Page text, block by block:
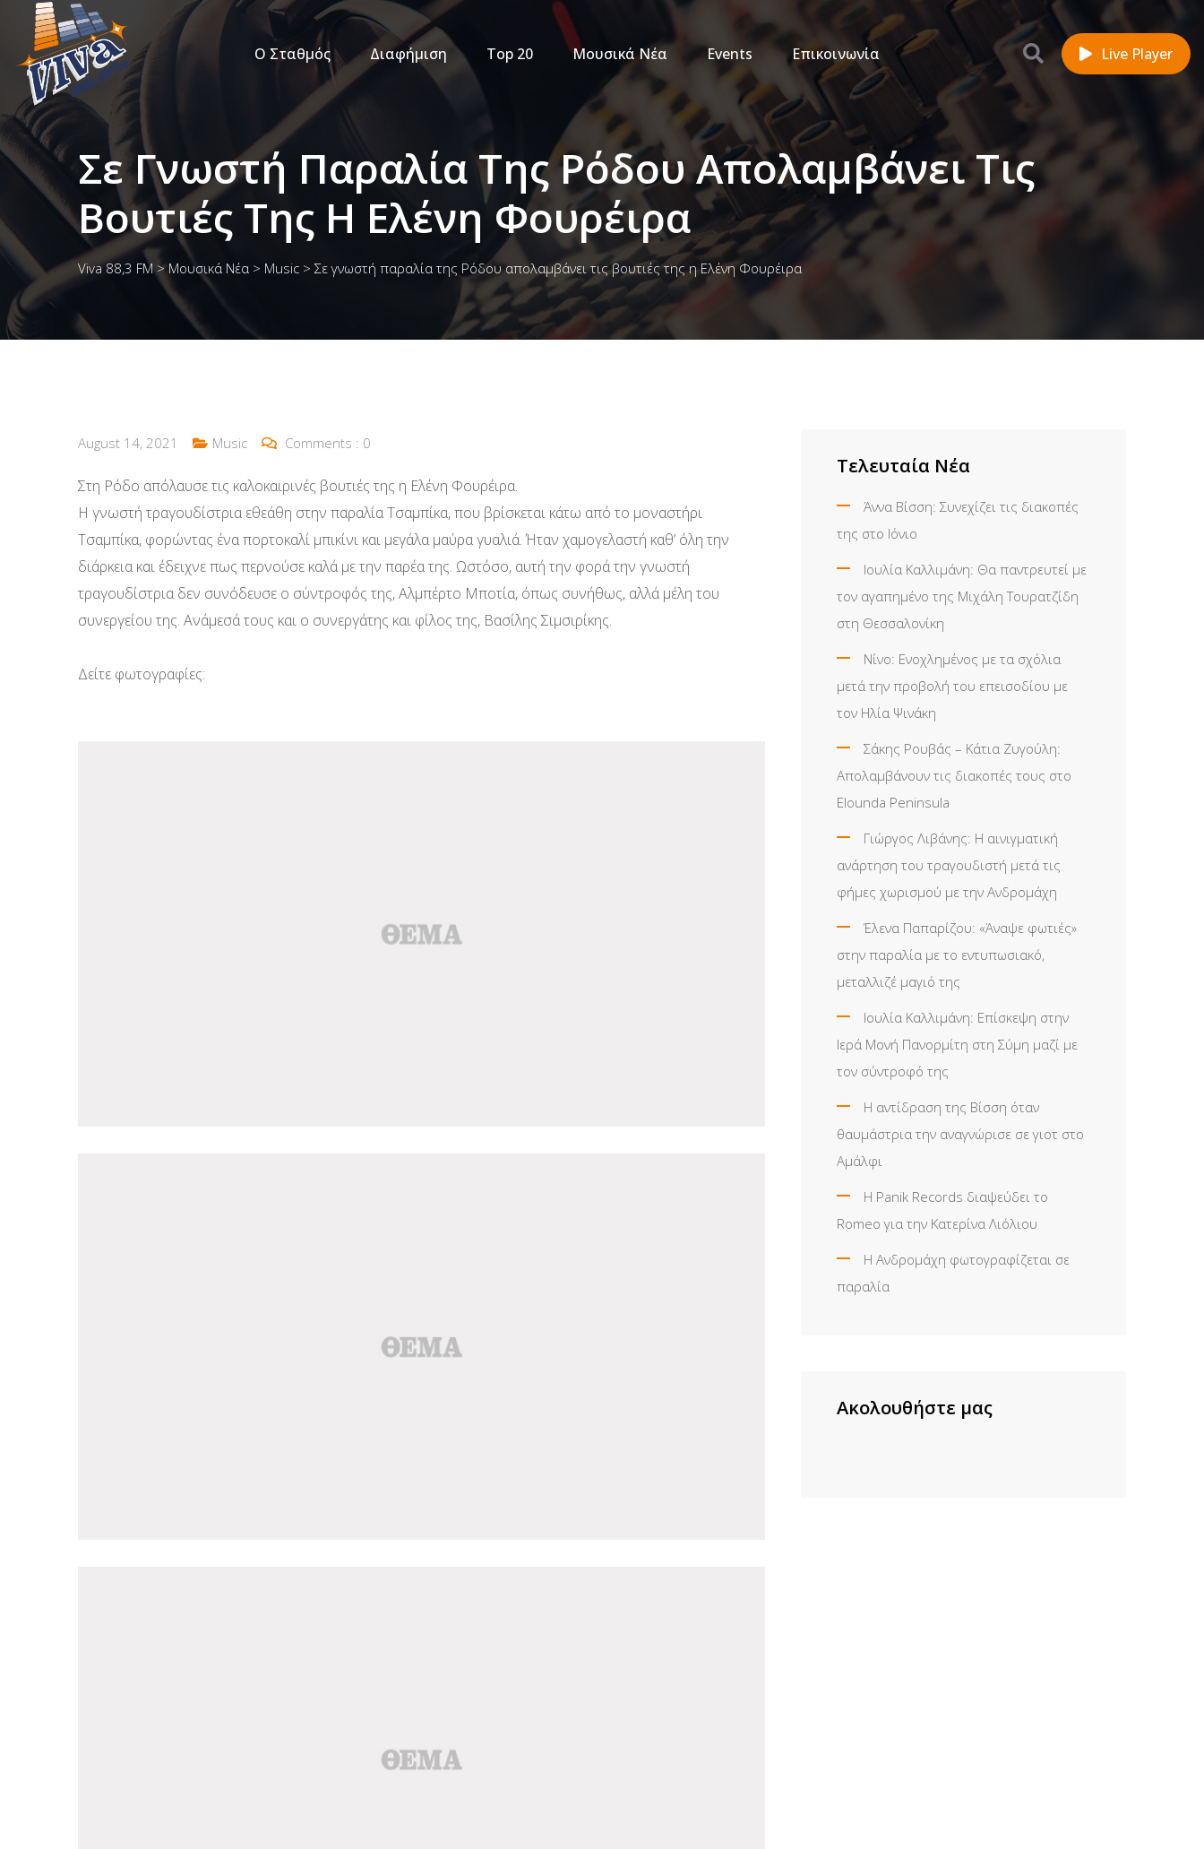
Ο Σταθμός Διαφήμιση Top 20 Μουσικά Νέα Events Επικοινωνία Live Player
Σε Γνωστή Παραλία Της Ρόδου Απολαμβάνει Τις
Βουτιές Της Η Ελένη Φουρέιρα
Viva 88,3 FM> Μουσικά Νέα > Music > Σε γνωστή παραλία της Ρόδου απολαμβάνει τις βουτιές της η Ελένη Φουρέιρα
August 14, 2021 Music Comments : 0
Στη Ρόδο απόλαυσε τις καλοκαιρινές βουτιές της η Ελένη Φουρέιρα.
Η γνωστή τραγουδίστρια εθεάθη στην παραλία Τσαμπίκα, που βρίσκεται κάτω από το μοναστήρι
Τσαμπίκα, φορώντας ένα πορτοκαλί μπικίνι και μεγάλα μαύρα γυαλιά. Ήταν χαμογελαστή καθ’ όλη την
διάρκεια και έδειχνε πως περνούσε καλά με την παρέα της. Ωστόσο, αυτή την φορά την γνωστή
τραγουδίστρια δεν συνόδευσε ο σύντροφός της, Αλμπέρτο Μποτία, όπως συνήθως, αλλά μέλη του
συνεργείου της. Ανάμεσά τους και ο συνεργάτης και φίλος της, Βασίλης Σιμσιρίκης.
Δείτε φωτογραφίες:
Τελευταία Νέα
Άννα Βίσση: Συνεχίζει τις διακοπές
της στο Ιόνιο
Ιουλία Καλλιμάνη: Θα παντρευτεί με
τον αγαπημένο της Μιχάλη Τουρατζίδη
στη Θεσσαλονίκη
Νίνο: Ενοχλημένος με τα σχόλια
μετά την προβολή του επεισοδίου με
τον Ηλία Ψινάκη
Σάκης Ρουβάς – Κάτια Ζυγούλη:
Απολαμβάνουν τις διακοπές τους στο
Elounda Peninsula
Γιώργος Λιβάνης: Η αινιγματική
ανάρτηση του τραγουδιστή μετά τις
φήμες χωρισμού με την Ανδρομάχη
Έλενα Παπαρίζου: «Άναψε φωτιές»
στην παραλία με το εντυπωσιακό,
μεταλλιζέ μαγιό της
Ιουλία Καλλιμάνη: Επίσκεψη στην
Ιερά Μονή Πανορμίτη στη Σύμη μαζί με
τον σύντροφό της
Η αντίδραση της Βίσση όταν
θαυμάστρια την αναγνώρισε σε γιοτ στο
Αμάλφι
Η Panik Records διαψεύδει το
Romeo για την Κατερίνα Λιόλιου
Η Ανδρομάχη φωτογραφίζεται σε
παραλία
Ακολουθήστε μας